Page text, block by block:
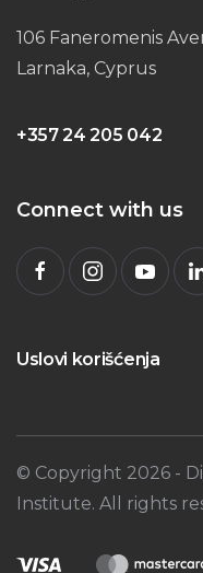
106 Faneromenis
Larnaka, Cyprus
+357 24 205 042
Connect with us
Uslovi korišćenja
© Copyright 2026 -
Institute. All rights